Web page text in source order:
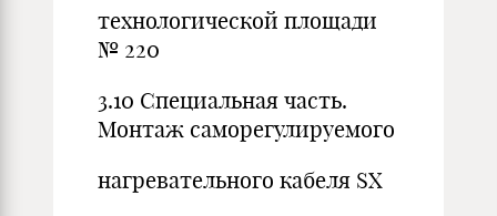
технологической площади
№ 220
3.10 Специальная часть.
Монтаж саморегулируемого
нагревательного кабеля SX